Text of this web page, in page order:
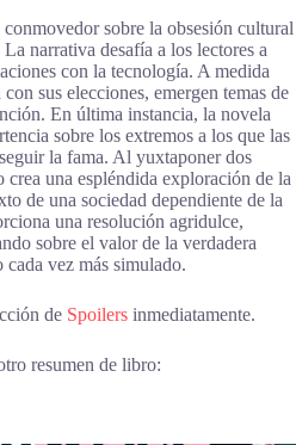
sobre la obsesión cultural
narrativa desafía a los lectores a
con la tecnología. A medida
sus elecciones, emergen temas de
En última instancia, la novela
sobre los extremos a los que las
la fama. Al yuxtaponer dos
una espléndida exploración de la
de una sociedad dependiente de la
una resolución agridulce,
sobre el valor de la verdadera
vez más simulado.
de Spoilers inmediatamente.
resumen de libro: